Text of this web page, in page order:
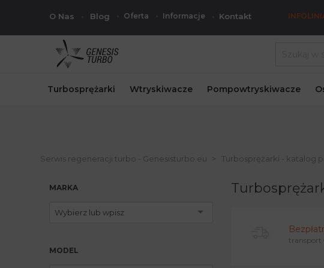
O Nas Blog Oferta Informacje Kontakt
Turbosprężarki Wtryskiwacze Pompowtryskiwacze
Serwis regeneracji turbo - Genesisturbo.eu Turbosprężarki - katalog
MARKA
Wybierz lub wpisz
MODEL
transport